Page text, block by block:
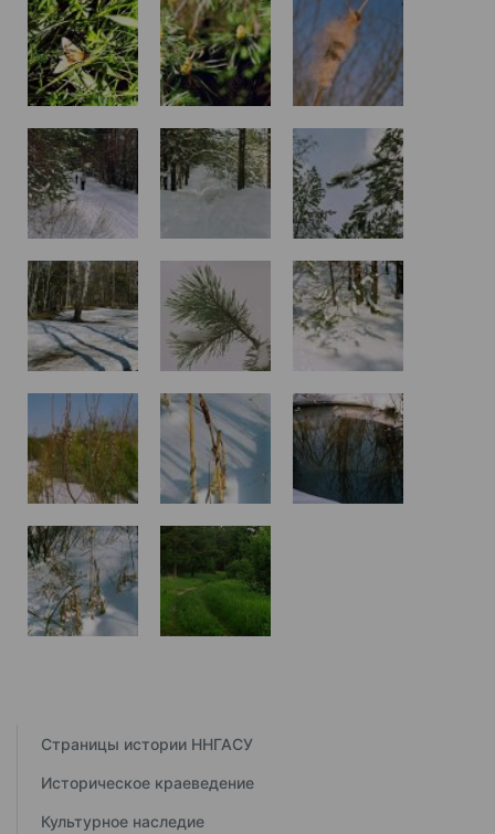
Страницы истории ННГАСУ
Историческое краеведение
Культурное наследие